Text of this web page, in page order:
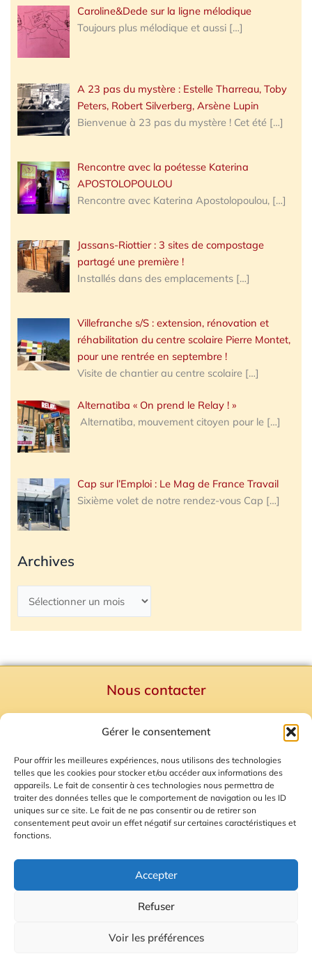
Gérer le consentement
Pour offrir les meilleures expériences, nous utilisons des technologies
telles que les cookies pour stocker et/ou accéder aux informations des
appareils. Le fait de consentir à ces technologies nous permettra de
traiter des données telles que le comportement de navigation ou les ID
uniques sur ce site. Le fait de ne pas consentir ou de retirer son
consentement peut avoir un effet négatif sur certaines caractéristiques et
fonctions.
Accepter
Refuser
Voir les préférences
Caroline&Dede sur la ligne mélodique
Toujours plus mélodique et aussi […]
A 23 pas du mystère : Estelle Tharreau, Toby
Peters, Robert Silverberg, Arsène Lupin
Bienvenue à 23 pas du mystère ! Cet été […]
Rencontre avec la poétesse Katerina
APOSTOLOPOULOU
Rencontre avec Katerina Apostolopoulou, […]
Jassans-Riottier : 3 sites de compostage
partagé une première !
Installés dans des emplacements […]
Villefranche s/S : extension, rénovation et
réhabilitation du centre scolaire Pierre Montet,
pour une rentrée en septembre !
Visite de chantier au centre scolaire […]
Alternatiba « On prend le Relay ! »
Alternatiba, mouvement citoyen pour le […]
Cap sur l’Emploi : Le Mag de France Travail
Sixième volet de notre rendez-vous Cap […]
Archives
Nous contacter
Mentions Légales
Plan du site
Gestion des Cookies
© 2026 Radio Calade